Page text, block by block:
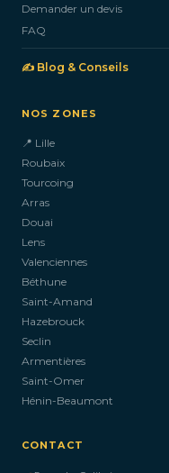
Demander un devis
FAQ
✍️ Blog & Conseils
NOS ZONES
📍 Lille
Roubaix
Tourcoing
Arras
Douai
Lens
Valenciennes
Béthune
Saint-Amand
Hazebrouck
Seclin
Armentières
Saint-Omer
Hénin-Beaumont
CONTACT